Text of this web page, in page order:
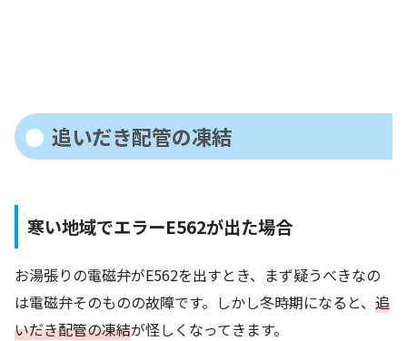
追いだき配管の凍結
寒い地域でエラーE562が出た場合
お湯張りの電磁弁がE562を出すとき、まず疑うべきなの
は電磁弁そのものの故障です。しかし冬時期になると、 追
いだき配管の凍結が怪しくなってきます。